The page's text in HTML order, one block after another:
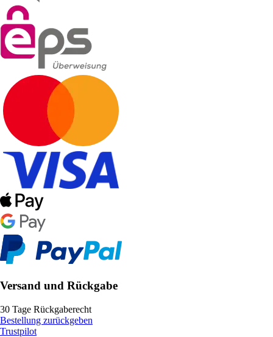
Versand und Rückgabe
30 Tage Rückgaberecht
Bestellung zurückgeben
Trustpilot